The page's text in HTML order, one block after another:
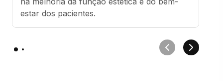
estar dos pacientes.